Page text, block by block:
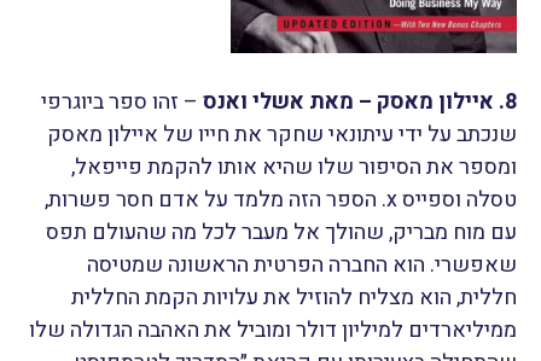
8. איילון מאסק – מאת אשלי ואנס – זהו ספר ביוגרפי
שנכתב על ידי עיתונאי שחקר את חייו של איילון מאסק
ומספר את הסיפור שלו שהיא אותו להקמת פייפאל,
טסלה וספייס x. הספר הזה מלמד על אדם חסר פשרות,
עם מוח מבריק, שהולך אל מעבר לכל מה שהעולם תפס
שאפשרי. הוא החברה הפרטית הראשונה שמטיסה
חללית, הוא מצליח להוזיל את עלויות הקמת החללית
ממיליארדים למיליון דולר ומוביל את האהבה הגדולה שלו